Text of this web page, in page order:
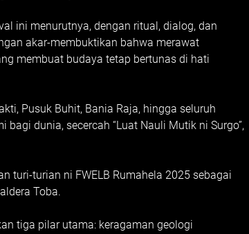
ini menurutnya, dengan ritual, dialog, dan
akar-membuktikan bahwa merawat
membuat budaya tetap bertunas di hati
Pusuk Buhit, Bania Raja, hingga seluruh
dunia, secercah “Luat Nauli Mutik ni Surgo”,
turi-turian ni FWELB Rumahela 2025 sebagai
Toba.
tiga pilar utama: keragaman geologi